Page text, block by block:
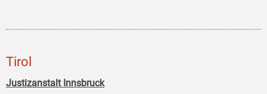
Tirol
Justizanstalt Innsbruck